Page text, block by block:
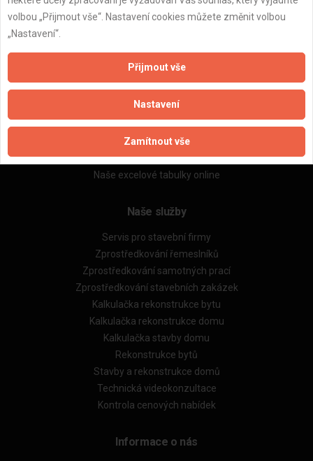
Naše firmy a řemeslníci
Zpracování a ochrana osobních údajů
Zásady pro používání souborů cookie
Obchodní podmínky (zprostředkování)
Obchodní podmínky (rozpočtování)
Reference
Naše excelové tabulky online
Naše služby
Servis pro stavební firmy
Zprostředkování řemeslníků
Zprostředkování samotných prací
Zprostředkování stavebních zakázek
Kalkulačka rekonstrukce bytu
Kalkulačka rekonstrukce domu
Kalkulačka stavby domu
Rekonstrukce bytů
Stavby a rekonstrukce domů
Technická videokonzultace
Kontrola cenových nabídek
Informace o nás
volbou „Přijmout vše“. Nastavení cookies můžete změnit volbou
„Nastavení“.
Přijmout vše
Nastavení
Zamítnout vše